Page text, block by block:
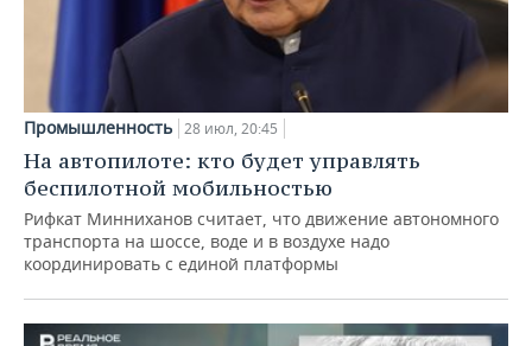
Промышленность 28 июл, 20:45
На автопилоте: кто будет управлять
беспилотной мобильностью
Рифкат Минниханов считает, что движение автономного
транспорта на шоссе, воде и в воздухе надо
координировать с единой платформы